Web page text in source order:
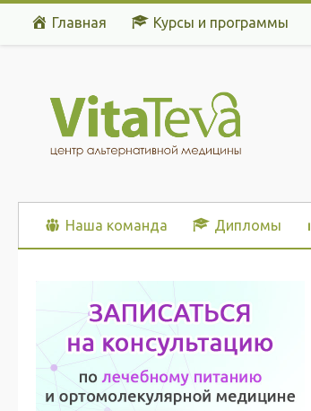
Перейти к содержимому
Главная Курсы и программы
Наша команда Дипломы